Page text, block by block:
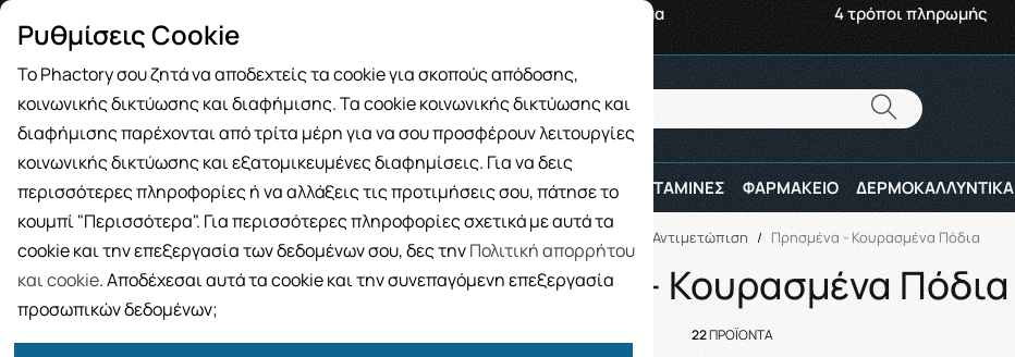
των 49€
Παραλαβή από το Κατάστημα 4 τρόποι πληρωμής
Αναζήτηση
BRANDS ΓΥΝΑΙΚΑ ΑΝΔΡΑΣ ΜΗΤΕΡΑ ΚΑΙ ΠΑΙΔΙ ΑΘΛΗΤΕΣ ΒΙΤΑΜΙΝΕΣ ΦΑΡΜΑΚΕΙΟ ΔΕΡΜΟΚΑΛΛΥΝΤΙΚΑ
Αναζήτηση
Αντιμετώπιση / Πρησμένα - Κουρασμένα Πόδια
Πρησμένα - Κουρασμένα Πόδια
22ΠΡΟΪΟΝΤΑ
Ρυθμίσεις Cookie
Το Phactory σου ζητά να αποδεχτείς τα cookie για σκοπούς απόδοσης,
κοινωνικής δικτύωσης και διαφήμισης. Τα cookie κοινωνικής δικτύωσης και
διαφήμισης παρέχονται από τρίτα μέρη για να σου προσφέρουν λειτουργίες
κοινωνικής δικτύωσης και εξατομικευμένες διαφημίσεις. Για να δεις
περισσότερες πληροφορίες ή να αλλάξεις τις προτιμήσεις σου, πάτησε το
κουμπί "Περισσότερα". Για περισσότερες πληροφορίες σχετικά με αυτά τα
cookie και την επεξεργασία των δεδομένων σου, δες τηνΠολιτική απορρήτου
και cookie. Αποδέχεσαι αυτά τα cookie και την συνεπαγόμενη επεξεργασία
προσωπικών δεδομένων;